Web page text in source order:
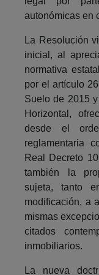
autonómicas en
La Resolución
inicial, al
normativa
por el artículo
Suelo de 2015
Horizontal,
desde el
reglamentaria
Real Decreto
también la
sujeta, tanto
modificación, a
mismas
citados
inmobiliarios.
La nueva